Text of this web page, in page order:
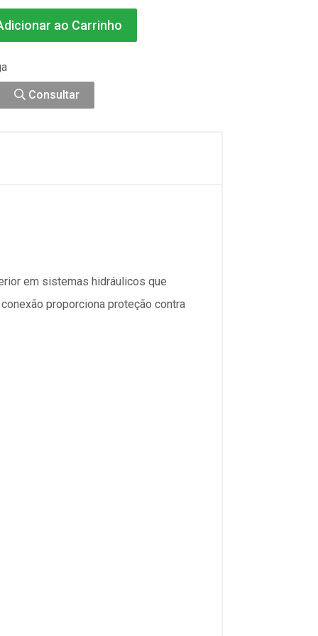
ao Carrinho
Consultar
em sistemas hidráulicos que
proporciona proteção contra